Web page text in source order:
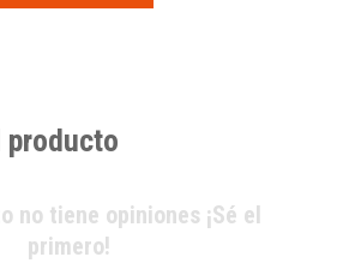
producto
no tiene opiniones ¡Sé el
primero!